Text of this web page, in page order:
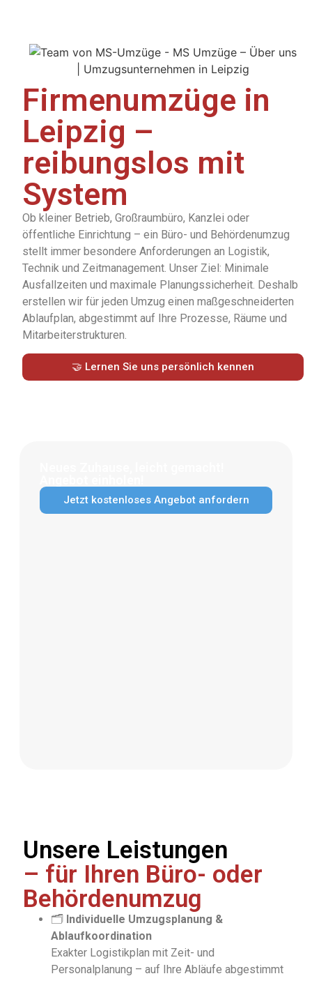
Firmenumzüge in
Leipzig –
reibungslos mit
System
Ob kleiner Betrieb, Großraumbüro, Kanzlei oder
öffentliche Einrichtung – ein Büro- und Behördenumzug
stellt immer besondere Anforderungen an Logistik,
Technik und Zeitmanagement. Unser Ziel: Minimale
Ausfallzeiten und maximale Planungssicherheit. Deshalb
erstellen wir für jeden Umzug einen maßgeschneiderten
Ablaufplan, abgestimmt auf Ihre Prozesse, Räume und
Mitarbeiterstrukturen.
🤝 Lernen Sie uns persönlich kennen
Jetzt kostenloses Angebot anfordern
Unsere Leistungen
– für Ihren Büro- oder
Behördenumzug
🗂️ Individuelle Umzugsplanung &
Ablaufkoordination
Exakter Logistikplan mit Zeit- und
Personalplanung – auf Ihre Abläufe abgestimmt